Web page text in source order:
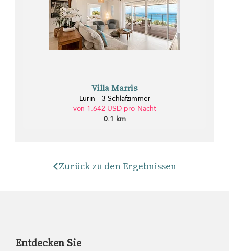
Villa Marris
Lurin - 3 Schlafzimmer
von 1.642 USD pro Nacht
0.1 km
Zurück zu den Ergebnissen
Entdecken Sie